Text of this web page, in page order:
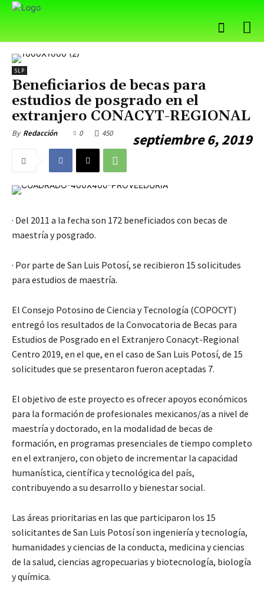
SLP
Beneficiarios de becas para
estudios de posgrado en el
extranjero CONACYT-REGIONAL
By Redacción septiembre 6, 2019
0 450
· Del 2011 a la fecha son 172 beneficiados con becas de
maestría y posgrado.
· Por parte de San Luis Potosí, se recibieron 15 solicitudes
para estudios de maestría.
El Consejo Potosino de Ciencia y Tecnología (COPOCYT)
entregó los resultados de la Convocatoria de Becas para
Estudios de Posgrado en el Extranjero Conacyt-Regional
Centro 2019, en el que, en el caso de San Luis Potosí, de 15
solicitudes que se presentaron fueron aceptadas 7.
El objetivo de este proyecto es ofrecer apoyos económicos
para la formación de profesionales mexicanos/as a nivel de
maestría y doctorado, en la modalidad de becas de
formación, en programas presenciales de tiempo completo
en el extranjero, con objeto de incrementar la capacidad
humanística, científica y tecnológica del país,
contribuyendo a su desarrollo y bienestar social.
Las áreas prioritarias en las que participaron los 15
solicitantes de San Luis Potosí son ingeniería y tecnología,
humanidades y ciencias de la conducta, medicina y ciencias
de la salud, ciencias agropecuarias y biotecnología, biología
y química.